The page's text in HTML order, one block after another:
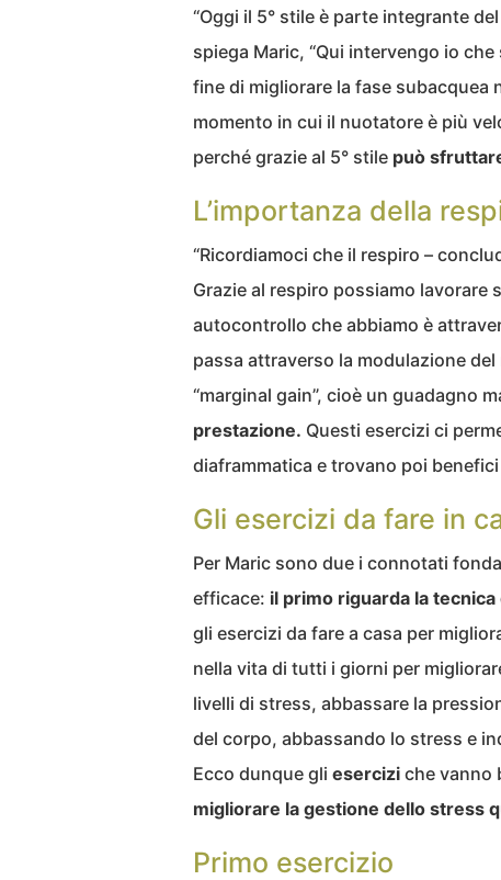
“Oggi il 5° stile è parte integrante
spiega Maric, “Qui intervengo io
fine di migliorare la fase subacquea
momento in cui il nuotatore è più
perché grazie al 5° stile può
L’importanza della
“Ricordiamoci che il respiro –
Grazie al respiro possiamo lavorare
autocontrollo che abbiamo è
passa attraverso la modulazione
“marginal gain”, cioè un guadagno
prestazione. Questi esercizi ci
diaframmatica e trovano poi benefici
Gli esercizi da fare in
Per Maric sono due i connotati
efficace: il primo riguarda la tecnica
gli esercizi da fare a casa per
nella vita di tutti i giorni per
livelli di stress, abbassare la
del corpo, abbassando lo stress e
Ecco dunque gli esercizi che vanno
migliorare la gestione dello stress
Primo esercizio